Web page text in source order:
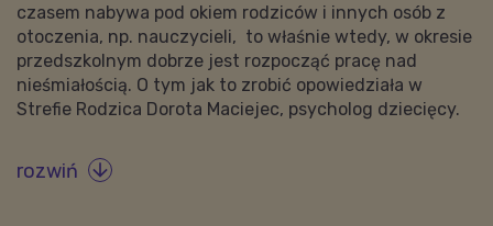
czasem nabywa pod okiem rodziców i innych osób z
otoczenia, np. nauczycieli, to właśnie wtedy, w okresie
przedszkolnym dobrze jest rozpocząć pracę nad
nieśmiałością. O tym jak to zrobić opowiedziała w
Strefie Rodzica Dorota Maciejec, psycholog dziecięcy.
rozwiń 